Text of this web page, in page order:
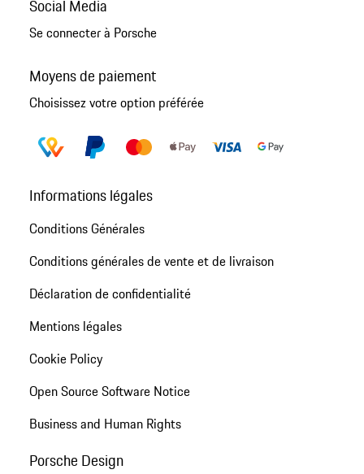
Social Media
Se connecter à Porsche
Moyens de paiement
Choisissez votre option préférée
Informations légales
Conditions Générales
Conditions générales de vente et de livraison
Déclaration de confidentialité
Mentions légales
Cookie Policy
Open Source Software Notice
Business and Human Rights
Porsche Design